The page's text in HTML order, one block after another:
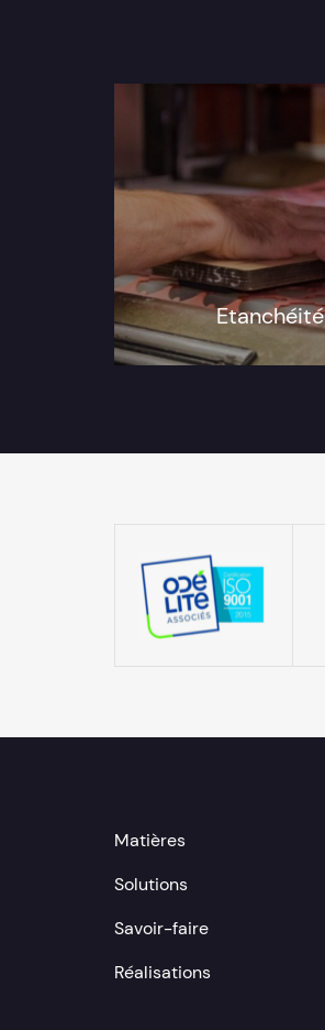
Etanchéité
Matières
Solutions
Savoir-faire
Réalisations